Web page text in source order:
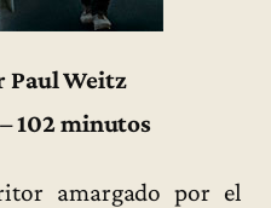
Paul Weitz
102 minutos
amargado por el